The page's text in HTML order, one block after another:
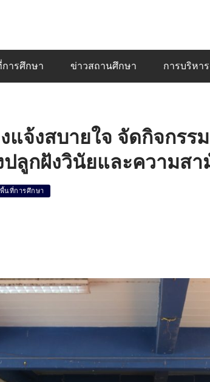
ารศึกษา ข่าวสถานศึกษา การบริหา
แจ้งสบายใจ จัดกิจกรร
ปลูกฝังวินัยและความส
นที่การศึกษา